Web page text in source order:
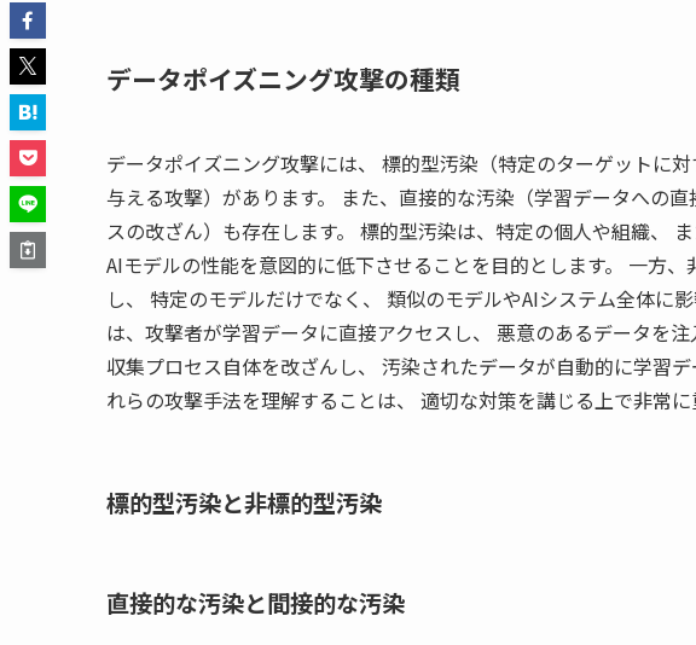
データポイズニング攻撃の種類
データポイズニング攻撃には、 標的型汚染（特定のターゲットに
与える攻撃）があります。 また、直接的な汚染（学習データへの
スの改ざん）も存在します。 標的型汚染は、特定の個人や組織、
AIモデルの性能を意図的に低下させることを目的とします。 一方
し、 特定のモデルだけでなく、 類似のモデルやAIシステム全体に
は、攻撃者が学習データに直接アクセスし、 悪意のあるデータを
収集プロセス自体を改ざんし、 汚染されたデータが自動的に学習
れらの攻撃手法を理解することは、 適切な対策を講じる上で非常に
標的型汚染と非標的型汚染
直接的な汚染と間接的な汚染